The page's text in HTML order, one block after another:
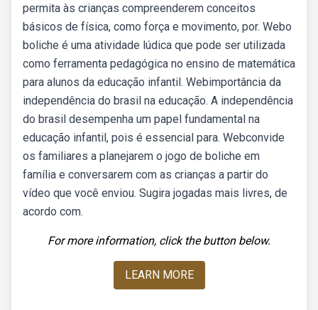
permita às crianças compreenderem conceitos
básicos de física, como força e movimento, por. Webo
boliche é uma atividade lúdica que pode ser utilizada
como ferramenta pedagógica no ensino de matemática
para alunos da educação infantil. Webimportância da
independência do brasil na educação. A independência
do brasil desempenha um papel fundamental na
educação infantil, pois é essencial para. Webconvide
os familiares a planejarem o jogo de boliche em
família e conversarem com as crianças a partir do
vídeo que você enviou. Sugira jogadas mais livres, de
acordo com.
For more information, click the button below.
LEARN MORE